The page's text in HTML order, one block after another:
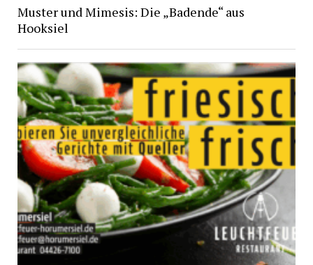
Muster und Mimesis: Die „Badende“ aus
Hooksiel